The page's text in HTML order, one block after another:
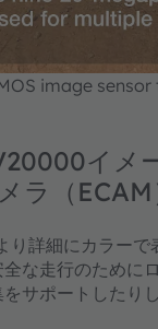
Usercentrics
image
イメ
ラ（
詳細にカラー
な走行のために
サポートしたり